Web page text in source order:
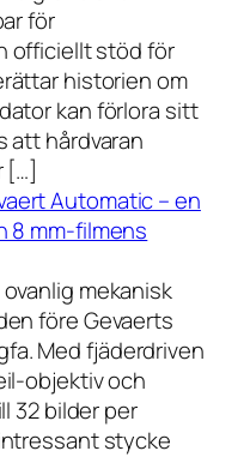
för
officiellt stöd för
historien om
kan förlora sitt
att hårdvaran
[…]
Automatic – en
8 mm-filmens
mekanisk
före Gevaerts
Med fjäderdriven
objektiv och
32 bilder per
stycke